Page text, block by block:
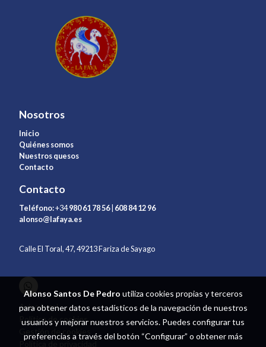
Nosotros
Inicio
Quiénes somos
Nuestros quesos
Contacto
Contacto
Teléfono:+34980 61 78 56| 608 84 12 96
alonso@lafaya.es
Calle El Toral, 47, 49213 Fariza de Sayago
Aviso legal
Política de cookies
Gestión de cookies
Política de privacidad
Alonso Santos De Pedro utiliza cookies propias y terceros
para obtener datos estadísticos de la navegación de nuestros
usuarios y mejorar nuestros servicios. Puedes configurar tus
preferencias a través del botón “Configurar” o obtener más